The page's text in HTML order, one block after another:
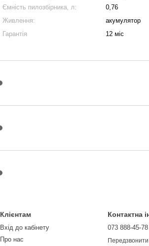
Ємність пилозбірника, л:
0,76
Живлення:
акумулятор
Гарантія
12 міс
Клієнтам
Вхід до кабінету
Про нас
Контактна
073 888-45-78